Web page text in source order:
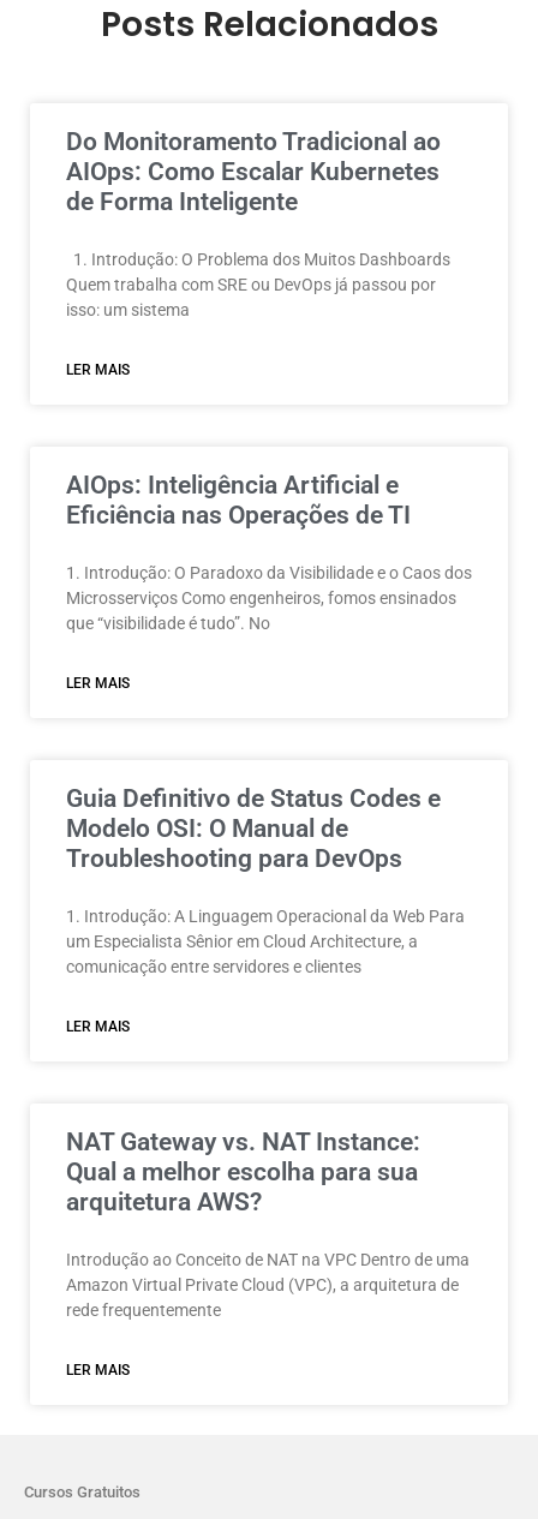
Posts Relacionados
Do Monitoramento Tradicional ao
AIOps: Como Escalar Kubernetes
de Forma Inteligente
1. Introdução: O Problema dos Muitos Dashboards
Quem trabalha com SRE ou DevOps já passou por
isso: um sistema
LER MAIS
AIOps: Inteligência Artificial e
Eficiência nas Operações de TI
1. Introdução: O Paradoxo da Visibilidade e o Caos dos
Microsserviços Como engenheiros, fomos ensinados
que “visibilidade é tudo”. No
LER MAIS
Guia Definitivo de Status Codes e
Modelo OSI: O Manual de
Troubleshooting para DevOps
1. Introdução: A Linguagem Operacional da Web Para
um Especialista Sênior em Cloud Architecture, a
comunicação entre servidores e clientes
LER MAIS
NAT Gateway vs. NAT Instance:
Qual a melhor escolha para sua
arquitetura AWS?
Introdução ao Conceito de NAT na VPC Dentro de uma
Amazon Virtual Private Cloud (VPC), a arquitetura de
rede frequentemente
LER MAIS
Cursos Gratuitos